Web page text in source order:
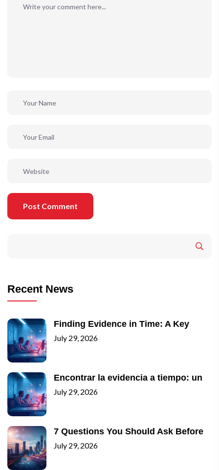
Post Comment
Recent News
Finding Evidence in Time: A Key
July 29, 2026
Encontrar la evidencia a tiempo: un
July 29, 2026
7 Questions You Should Ask Before
July 29, 2026